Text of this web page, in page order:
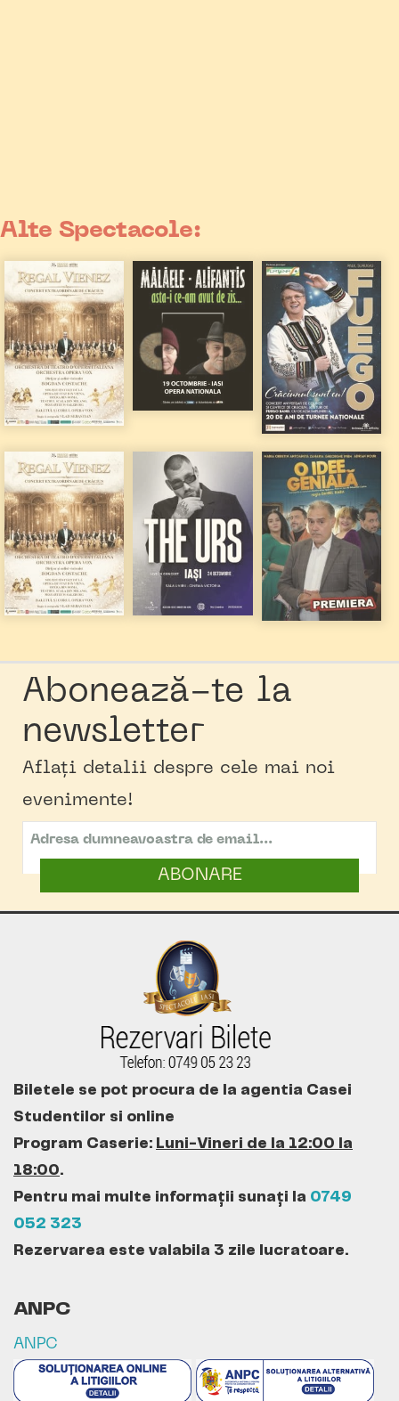
Alte Spectacole:
Abonează-te la
newsletter
Aflați detalii despre cele mai noi
evenimente!
ABONARE
Biletele se pot procura de la agentia Casei
Studentilor si online
Program Caserie: Luni-Vineri de la 12:00 la
18:00.
Pentru mai multe informații sunați la 0749
052 323
Rezervarea este valabila 3 zile lucratoare.
ANPC
ANPC